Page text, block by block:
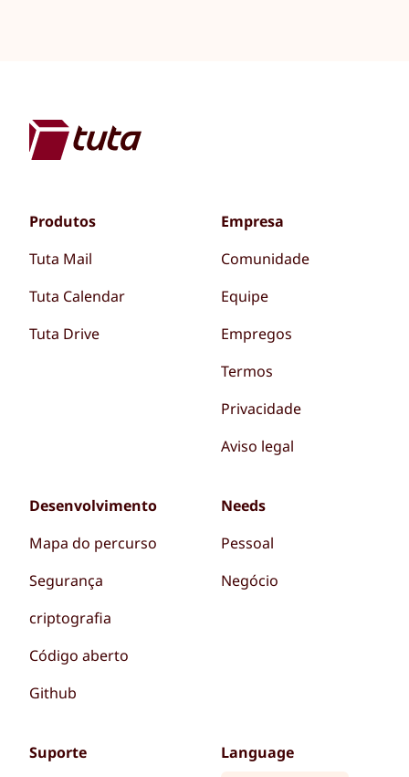
Produtos
Tuta Mail
Tuta Calendar
Tuta Drive
Empresa
Comunidade
Equipe
Empregos
Termos
Privacidade
Aviso legal
Desenvolvimento
Mapa do percurso
Segurança
criptografia
Código aberto
Github
Needs
Pessoal
Negócio
Suporte Language